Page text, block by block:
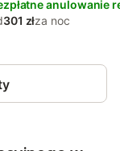
anulowanie
301 złza noc